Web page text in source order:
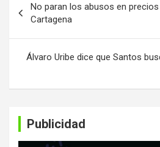
de
entradas
No paran los abusos en
Cartagena
Álvaro Uribe dice que Santos
Publicidad